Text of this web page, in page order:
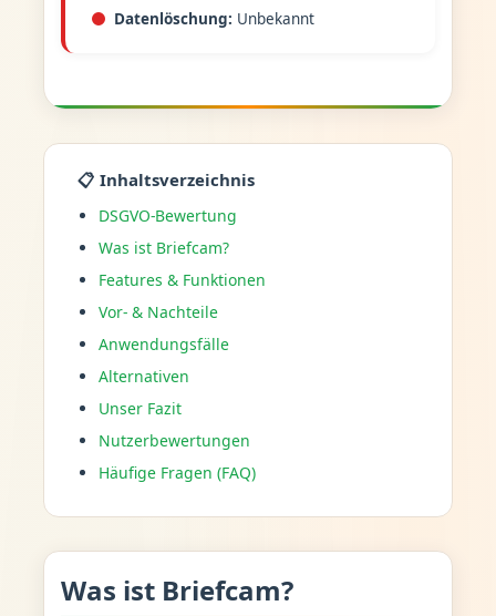
Datenlöschung: Unbekannt
📋 Inhaltsverzeichnis
DSGVO-Bewertung
Was ist Briefcam?
Features & Funktionen
Vor- & Nachteile
Anwendungsfälle
Alternativen
Unser Fazit
Nutzerbewertungen
Häufige Fragen (FAQ)
Was ist Briefcam?